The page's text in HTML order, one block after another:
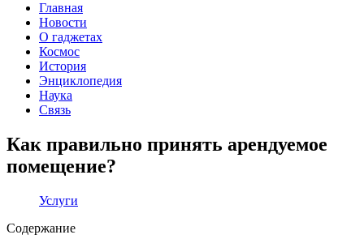
Главная
Новости
О гаджетах
Космос
История
Энциклопедия
Наука
Связь
Как правильно принять арендуемое
помещение?
Услуги
Содержание